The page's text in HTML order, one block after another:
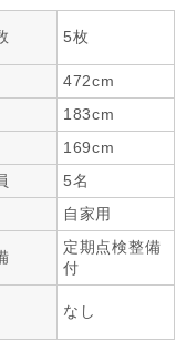
5枚
472cm
183cm
169cm
5名
自家用
定期点検整備
付
なし